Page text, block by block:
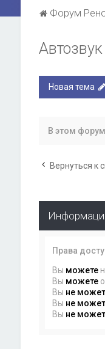
Форум
Автозвук
Новая тема
В этом
Вернуться к
Права
Вы можете
Вы можете
Вы не
Вы не
Вы не